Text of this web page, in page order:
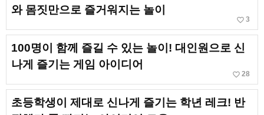
와 몸짓만으로 즐거워지는 놀이
favorite_border 3
100명이 함께 즐길 수 있는 놀이! 대인원으로 신
나게 즐기는 게임 아이디어
favorite_border 28
초등학생이 제대로 신나게 즐기는 학년 레크! 반